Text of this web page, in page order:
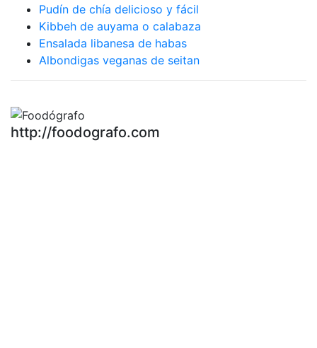
Pudín de chía delicioso y fácil
Kibbeh de auyama o calabaza
Ensalada libanesa de habas
Albondigas veganas de seitan
http://foodografo.com